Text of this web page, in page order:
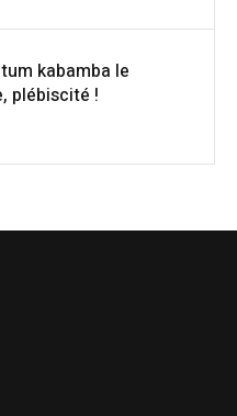
kabamba le
plébiscité !